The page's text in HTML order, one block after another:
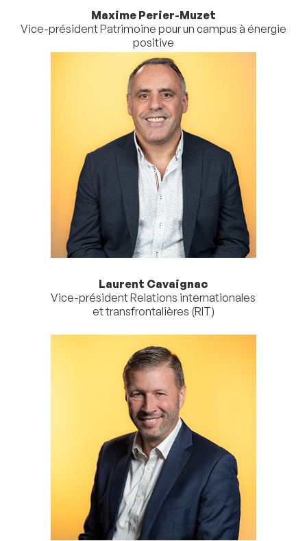
Maxime Perier-Muzet
Vice-président Patrimoine pour un campus à énergie
positive
Laurent Cavaignac
Vice-président Relations internationales
et transfrontalières (RIT)